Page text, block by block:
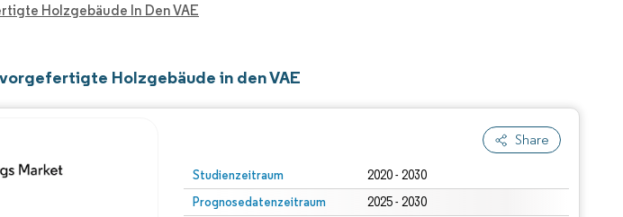
Holzgebäude In Den VAE
Holzgebäude in den VAE
Share
Studienzeitraum 2020 - 2030
Prognosedatenzeitraum 2025 - 2030